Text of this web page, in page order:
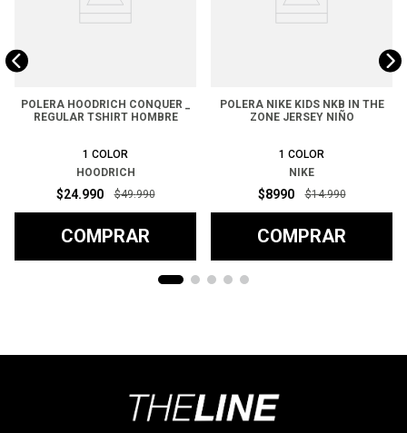
POLERA HOODRICH CONQUER _
REGULAR TSHIRT HOMBRE
1 COLOR
HOODRICH
$24.990 $49.990
COMPRAR
POLERA NIKE KIDS NKB IN THE
ZONE JERSEY NIÑO
1 COLOR
NIKE
$8990 $14.990
COMPRAR